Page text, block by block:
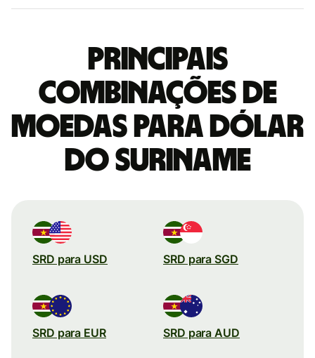
Principais
combinações de
moedas para Dólar
do Suriname
SRD para USD SRD para SGD
SRD para EUR SRD para AUD